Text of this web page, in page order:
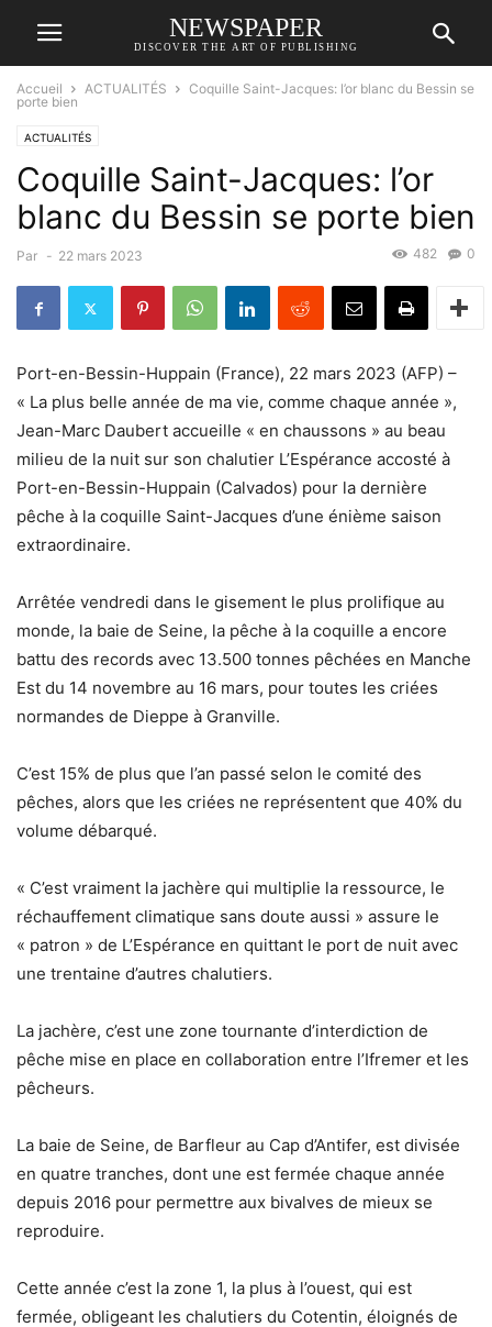
NEWSPAPER
DISCOVER THE ART OF PUBLISHING
Accueil ACTUALITÉS
Coquille Saint-Jacques: l’or blanc du Bessin se
porte bien
ACTUALITÉS
Coquille Saint-Jacques: l’or
blanc du Bessin se porte bien
Par - 22 mars 2023 0
482
Port-en-Bessin-Huppain (France), 22 mars 2023 (AFP) –
« La plus belle année de ma vie, comme chaque année »,
Jean-Marc Daubert accueille « en chaussons » au beau
milieu de la nuit sur son chalutier L’Espérance accosté à
Port-en-Bessin-Huppain (Calvados) pour la dernière
pêche à la coquille Saint-Jacques d’une énième saison
extraordinaire.
Arrêtée vendredi dans le gisement le plus prolifique au
monde, la baie de Seine, la pêche à la coquille a encore
battu des records avec 13.500 tonnes pêchées en Manche
Est du 14 novembre au 16 mars, pour toutes les criées
normandes de Dieppe à Granville.
C’est 15% de plus que l’an passé selon le comité des
pêches, alors que les criées ne représentent que 40% du
volume débarqué.
« C’est vraiment la jachère qui multiplie la ressource, le
réchauffement climatique sans doute aussi » assure le
« patron » de L’Espérance en quittant le port de nuit avec
une trentaine d’autres chalutiers.
La jachère, c’est une zone tournante d’interdiction de
pêche mise en place en collaboration entre l’Ifremer et les
pêcheurs.
La baie de Seine, de Barfleur au Cap d’Antifer, est divisée
en quatre tranches, dont une est fermée chaque année
depuis 2016 pour permettre aux bivalves de mieux se
reproduire.
Cette année c’est la zone 1, la plus à l’ouest, qui est
fermée, obligeant les chalutiers du Cotentin, éloignés de